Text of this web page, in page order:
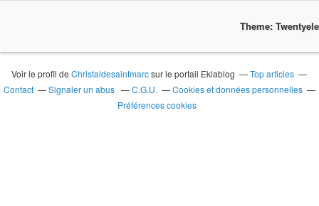
Theme:
Voir le profil deChristaldesaintmarcsur le portail Eklablog
Top articles
Contact
Signaler un abus C.G.U.
Cookies et données personnelles
Préférences cookies